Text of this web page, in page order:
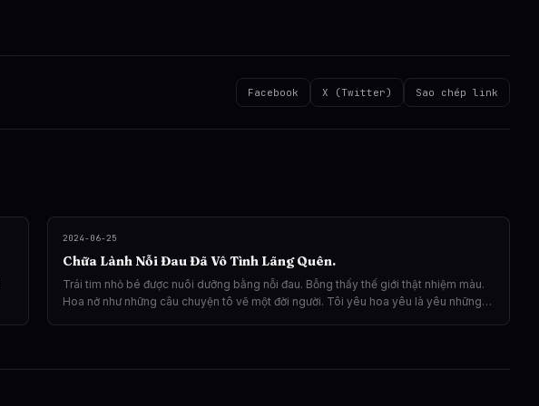
Facebook X (Twitter) Sao chép link
2024-06-25
Chữa Lành Nỗi Đau Đã Vô Tình Lãng Quên.
Trái tim nhỏ bé được nuôi dưỡng bằng nỗi đau. Bỗng thấy thế giới thật nhiệm màu.
Hoa nở như những câu chuyện tô vẽ một đời người. Tôi yêu hoa yêu là yêu những